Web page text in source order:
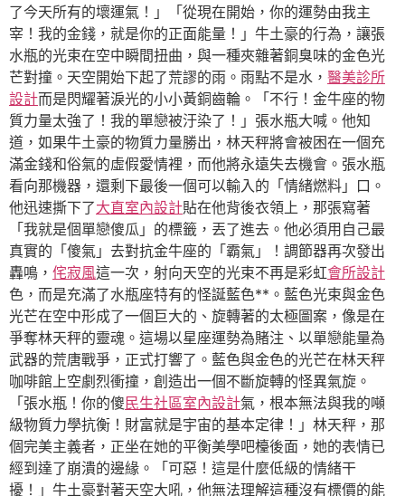
了今天所有的壞運氣！」「從現在開始，你的運勢由我主
宰！我的金錢，就是你的正面能量！」牛土豪的行為，讓張
水瓶的光束在空中瞬間扭曲，與一種夾雜著銅臭味的金色光
芒對撞。天空開始下起了荒謬的雨。雨點不是水， 醫美診所
設計而是閃耀著淚光的小小黃銅齒輪。「不行！金牛座的物
質力量太強了！我的單戀被汙染了！」張水瓶大喊。他知
道，如果牛土豪的物質力量勝出，林天秤將會被困在一個充
滿金錢和俗氣的虛假愛情裡，而他將永遠失去機會。張水瓶
看向那機器，還剩下最後一個可以輸入的「情緒燃料」口。
他迅速撕下了大直室內設計貼在他背後衣領上，那張寫著
「我就是個單戀傻瓜」的標籤，丟了進去。他必須用自己最
真實的「傻氣」去對抗金牛座的「霸氣」！調節器再次發出
轟鳴， 侘寂風這一次，射向天空的光束不再是彩虹會所設計
色，而是充滿了水瓶座特有的怪誕藍色**。藍色光束與金色
光芒在空中形成了一個巨大的、旋轉著的太極圖案，像是在
爭奪林天秤的靈魂。這場以星座運勢為賭注、以單戀能量為
武器的荒唐戰爭，正式打響了。藍色與金色的光芒在林天秤
咖啡館上空劇烈衝撞，創造出一個不斷旋轉的怪異氣旋。
「張水瓶！你的傻 民生社區室內設計氣，根本無法與我的噸
級物質力學抗衡！財富就是宇宙的基本定律！」林天秤，那
個完美主義者，正坐在她的平衡美學吧檯後面，她的表情已
經到達了崩潰的邊緣。「可惡！這是什麼低級的情緒干
擾！」牛土豪對著天空大吼，他無法理解這種沒有標價的能